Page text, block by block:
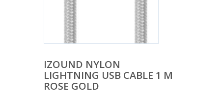
IZOUND NYLON
LIGHTNING USB CABLE 1 M
ROSE GOLD